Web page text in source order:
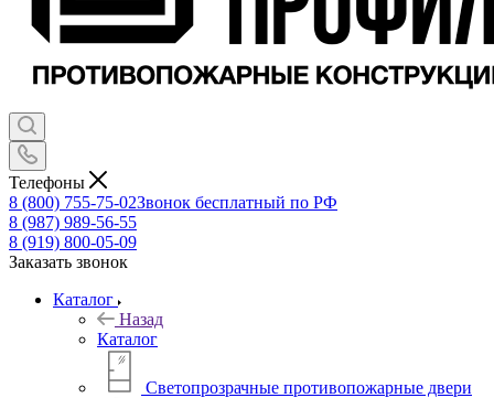
Телефоны
8 (800) 755-75-02Звонок бесплатный по РФ
8 (987) 989-56-55
8 (919) 800-05-09
Заказать звонок
Каталог
Назад
Каталог
Светопрозрачные противопожарные двери